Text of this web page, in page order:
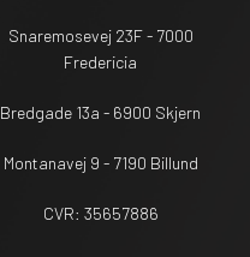
Snaremosevej 23F - 7000
Fredericia
Bredgade 13a - 6900 Skjern
Montanavej 9 - 7190 Billund
CVR: 35657886